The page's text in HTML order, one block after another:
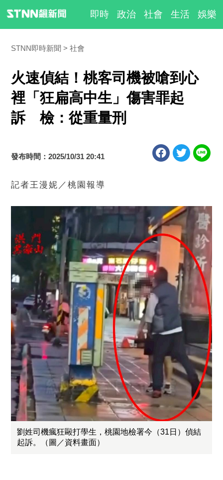
即時 政治 社會 生活 娛樂
STNN即時新聞 社會
火速偵結！桃客司機被嗆到心
裡「狂扁高中生」傷害罪起
訴 檢：從重量刑
發布時間：2025/10/31 20:41
記者王漫妮／桃園報導
劉姓司機瘋狂毆打學生，桃園地檢署今（31日）偵結
起訴。（圖／資料畫面）